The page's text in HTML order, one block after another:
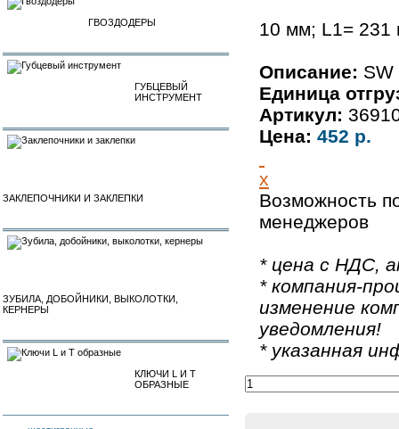
ГВОЗДОДЕРЫ
ГУБЦЕВЫЙ
ИНСТРУМЕНТ
ЗАКЛЕПОЧНИКИ И ЗАКЛЕПКИ
ЗУБИЛА, ДОБОЙНИКИ, ВЫКОЛОТКИ,
КЕРНЕРЫ
КЛЮЧИ L И T
ОБРАЗНЫЕ
10 мм; L1=
Описание: SW
Единица
Артикул:
Цена: 452 р.
x
Возможность
менеджеров
* цена с НДС,
* компания-
изменение
уведомления!
* указанная